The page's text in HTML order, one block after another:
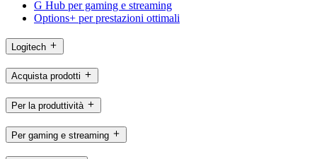
G Hub per gaming e streaming
Options+ per prestazioni ottimali
Logitech
Acquista prodotti
Per la produttività
Per gaming e streaming